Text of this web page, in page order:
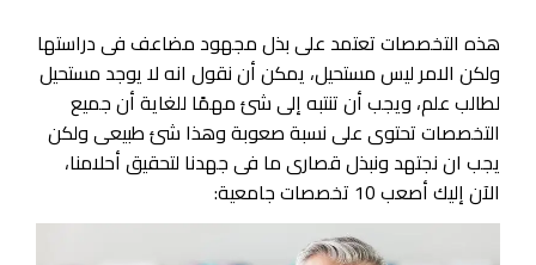
هذه التخصصات تعتمد على بذل مجهود مضاعف فى دراستها
ولكن الامر ليس مستحيل، يمكن أن نقول انه لا يوجد مستحيل
لطالب علم، ويجب أن تنتبه إلى شئ مهمًا للغاية أن جميع
التخصصات تحتوى على نسبة صعوبة وهذا شئ طبيعى ولكن
يجب ان نجتهد ونبذل قصارى ما فى جهدنا لتحقيق أحلامنا،
الآن إليك أصعب 10 تخصصات جامعية: